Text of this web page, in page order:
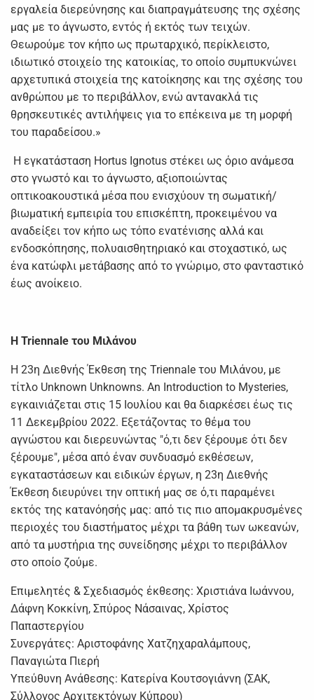
εργαλεία διερεύνησης και διαπραγμάτευσης της σχέσης
μας με το άγνωστο, εντός ή εκτός των τειχών.
Θεωρούμε τον κήπο ως πρωταρχικό, περίκλειστο,
ιδιωτικό στοιχείο της κατοικίας, το οποίο συμπυκνώνει
αρχετυπικά στοιχεία της κατοίκησης και της σχέσης του
ανθρώπου με το περιβάλλον, ενώ αντανακλά τις
θρησκευτικές αντιλήψεις για το επέκεινα με τη μορφή
του παραδείσου.»
Η εγκατάσταση Hortus Ignotus στέκει ως όριο ανάμεσα
στο γνωστό και το άγνωστο, αξιοποιώντας
οπτικοακουστικά μέσα που ενισχύουν τη σωματική/
βιωματική εμπειρία του επισκέπτη, προκειμένου να
αναδείξει τον κήπο ως τόπο ενατένισης αλλά και
ενδοσκόπησης, πολυαισθητηριακό και στοχαστικό, ως
ένα κατώφλι μετάβασης από το γνώριμο, στο φανταστικό
έως ανοίκειο.
H Triennale του Μιλάνου
Η 23η Διεθνής Έκθεση της Triennale του Μιλάνου, με
τίτλο Unknown Unknowns. An Introduction to Mysteries,
εγκαινιάζεται στις 15 Ιουλίου και θα διαρκέσει έως τις
11 Δεκεμβρίου 2022. Εξετάζοντας το θέμα του
αγνώστου και διερευνώντας "ό,τι δεν ξέρουμε ότι δεν
ξέρουμε", μέσα από έναν συνδυασμό εκθέσεων,
εγκαταστάσεων και ειδικών έργων, η 23η Διεθνής
Έκθεση διευρύνει την οπτική μας σε ό,τι παραμένει
εκτός της κατανόησής μας: από τις πιο απομακρυσμένες
περιοχές του διαστήματος μέχρι τα βάθη των ωκεανών,
από τα μυστήρια της συνείδησης μέχρι το περιβάλλον
στο οποίο ζούμε.
Επιμελητές & Σχεδιασμός έκθεσης: Χριστιάνα Ιωάννου,
Δάφνη Κοκκίνη, Σπύρος Νάσαινας, Χρίστος
Παπαστεργίου
Συνεργάτες: Αριστοφάνης Χατζηχαραλάμπους,
Παναγιώτα Πιερή
Υπεύθυνη Ανάθεσης: Κατερίνα Κουτσογιάννη (ΣΑΚ,
Σύλλογος Αρχιτεκτόνων Κύπρου)